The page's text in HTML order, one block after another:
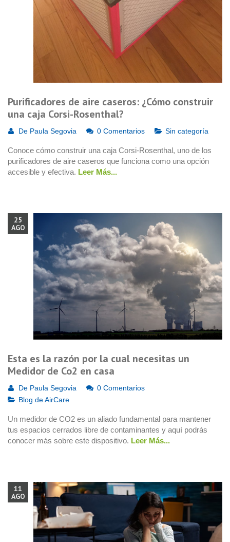
Purificadores de aire caseros: ¿Cómo construir
una caja Corsi-Rosenthal?
De Paula Segovia 0 Comentarios Sin categoría
Conoce cómo construir una caja Corsi-Rosenthal, uno de los
purificadores de aire caseros que funciona como una opción
accesible y efectiva. Leer Más...
25
AGO
Esta es la razón por la cual necesitas un
Medidor de Co2 en casa
De Paula Segovia
0 Comentarios
Blog de AirCare
Un medidor de CO2 es un aliado fundamental para mantener
tus espacios cerrados libre de contaminantes y aquí podrás
conocer más sobre este dispositivo. Leer Más...
11
AGO